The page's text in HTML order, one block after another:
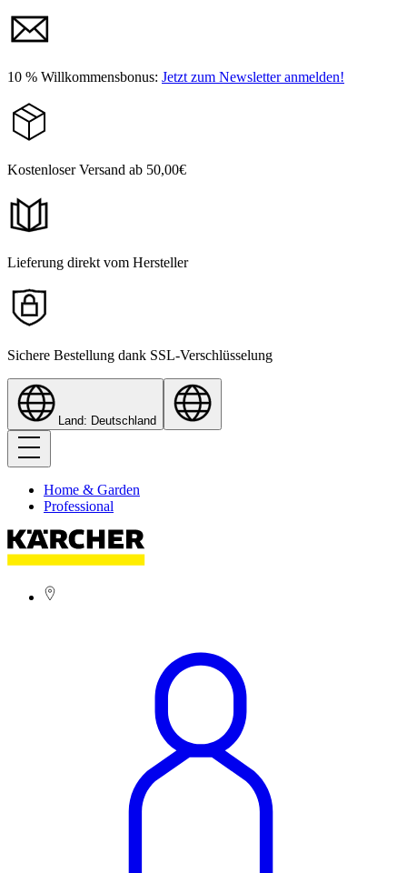
10 % Willkommensbonus: Jetzt zum Newsletter anmelden!
Kostenloser Versand ab 50,00€
Lieferung direkt vom Hersteller
Sichere Bestellung dank SSL-Verschlüsselung
Land: Deutschland
Home & Garden
Professional